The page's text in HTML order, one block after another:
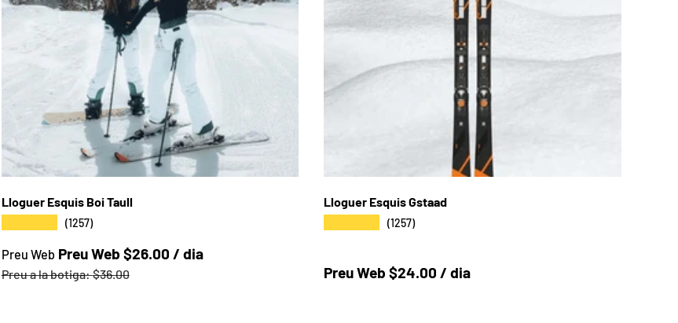
Lloguer Esquis Boi Taull
(1257)
Preu web
Preu Web Preu Web $26.00 / dia
Preu a la botiga
Preu a la botiga:$36.00
Lloguer Esquis Gstaad
(1257)
Preu a la botiga
Preu Web $24.00 / dia